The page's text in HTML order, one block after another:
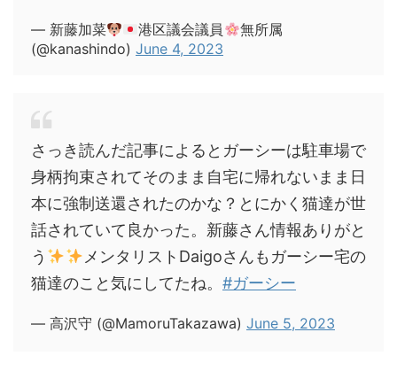
— 新藤加菜 港区議会議員
無所属
(@kanashindo) June 4, 2023
さっき読んだ記事によるとガーシーは駐車場で
身柄拘束されてそのまま自宅に帰れないまま日
本に強制送還されたのかな？とにかく猫達が世
話されていて良かった。新藤さん情報ありがと
う
メンタリストDaigoさんもガーシー宅の
猫達のこと気にしてたね。 #ガーシー
— 高沢守 (@MamoruTakazawa) June 5, 2023